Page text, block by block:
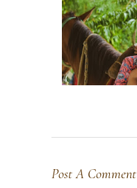
Post A Comment